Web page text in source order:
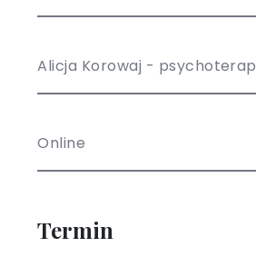
Alicja Korowaj -
Online
Termin